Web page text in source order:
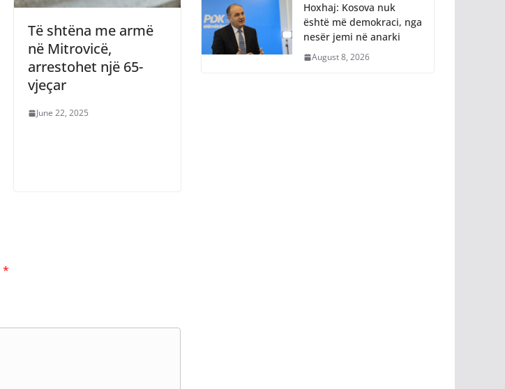
Të shtëna me armë
në Mitrovicë,
arrestohet një 65-
vjeçar
June 22, 2025
*
Hoxhaj: Kosova nuk
është më demokraci, nga
nesër jemi në anarki
August 8, 2026